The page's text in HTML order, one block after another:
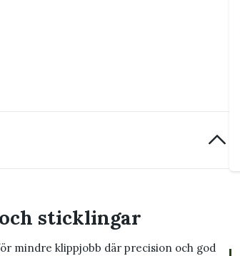
sticklingar
mindre klippjobb där precision och god